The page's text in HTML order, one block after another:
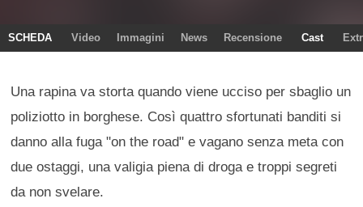
SCHEDA Video Immagini News Recensione Cast
Una rapina va storta quando viene ucciso per sbaglio un
poliziotto in borghese. Così quattro sfortunati banditi si
danno alla fuga "on the road" e vagano senza meta con
due ostaggi, una valigia piena di droga e troppi segreti
da non svelare.